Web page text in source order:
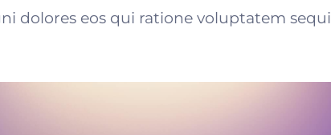
dolores eos qui ratione voluptatem sequi